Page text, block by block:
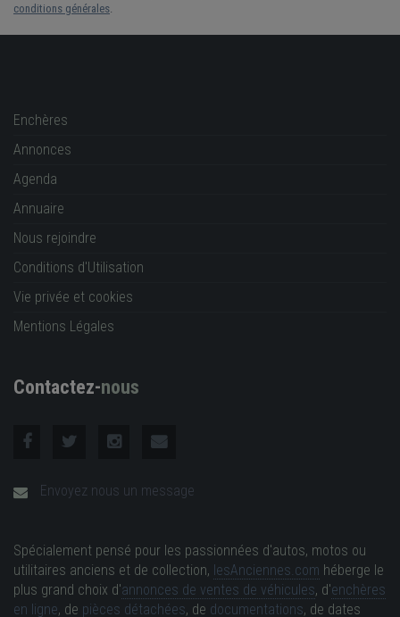
conditions générales.
Enchères
Annonces
Agenda
Annuaire
Nous rejoindre
Conditions d'Utilisation
Vie privée et cookies
Mentions Légales
Contactez-nous
Envoyez nous un message
Spécialement pensé pour les passionnées d'autos, motos ou
utilitaires anciens et de collection, lesAnciennes.com héberge le
plus grand choix d'annonces de ventes de véhicules, d'enchères
en ligne, de pièces détachées, de documentations, de dates